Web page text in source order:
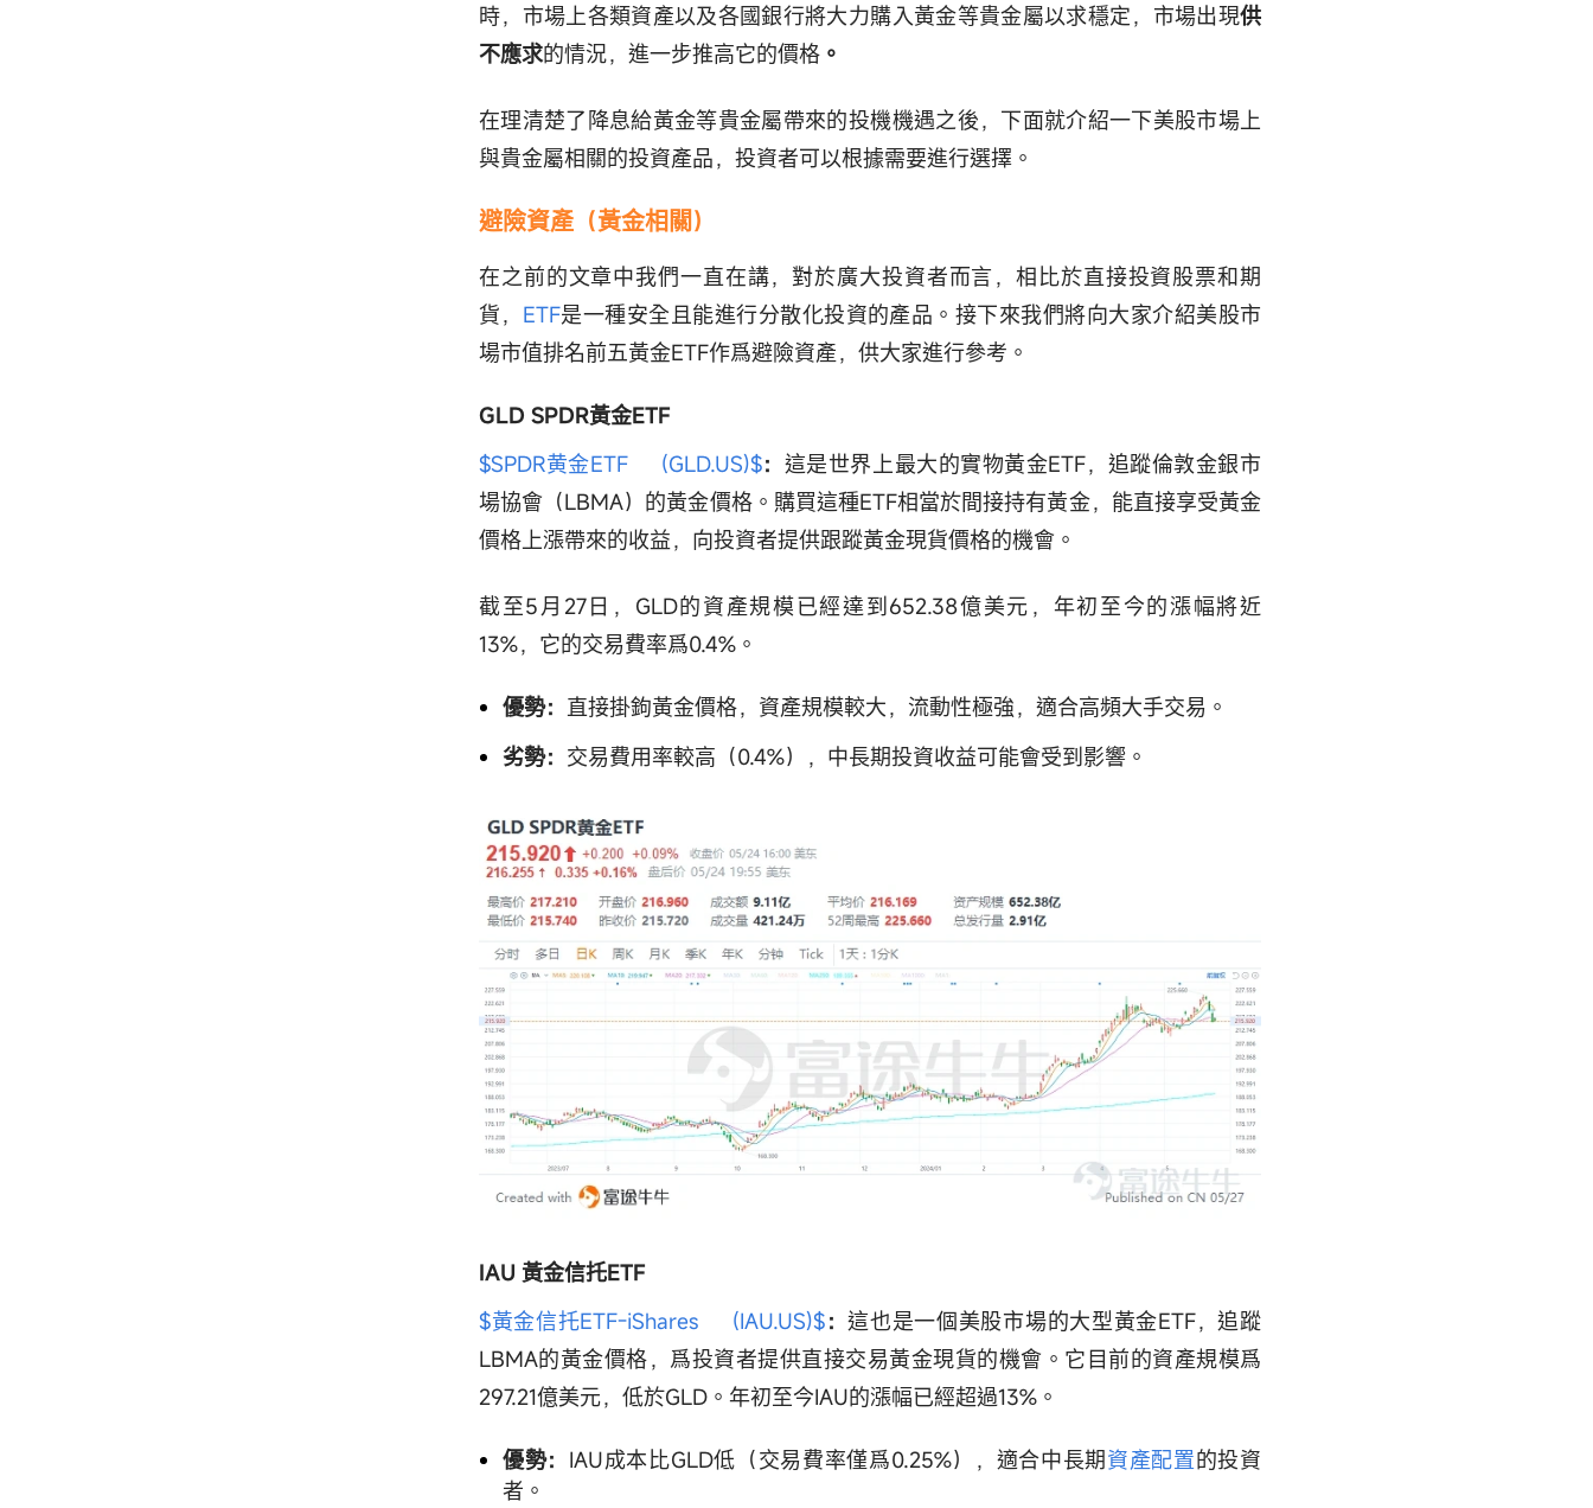
時，市場上各類資產以及各國銀行將大力購入黃金等貴金屬以求穩定，市場出現供
不應求的情況，進一步推高它的價格 。
在理清楚了降息給黃金等貴金屬帶來的投機機遇之後，下面就介紹一下美股市場上
與貴金屬相關的投資產品，投資者可以根據需要進行選擇。
避險資產（黃金相關）
在之前的文章中我們一直在講，對於廣大投資者而言，相比於直接投資股票和期
貨， ETF是一種安全且能進行分散化投資的產品。接下來我們將向大家介紹美股市
場市值排名前五黃金ETF作爲避險資產，供大家進行參考。
GLD SPDR黃金ETF
$SPDR黄金ETF (GLD.US)$： 這是世界上最大的實物黃金ETF，追蹤倫敦金銀市
場協會（LBMA）的黃金價格。購買這種ETF相當於間接持有黃金，能直接享受黃金
價格上漲帶來的收益，向投資者提供跟蹤黃金現貨價格的機會。
截至5月27日，GLD的資產規模已經達到652.38億美元，年初至今的漲幅將近
13%，它的交易費率爲0.4%。
優勢： 直接掛鉤黃金價格，資產規模較大，流動性極強，適合高頻大手交易。
劣勢： 交易費用率較高（0.4%），中長期投資收益可能會受到影響。
IAU 黃金信托ETF
$黃金信托ETF-iShares (IAU.US)$：這也是一個美股市場的大型黃金ETF，追蹤
LBMA的黃金價格，爲投資者提供直接交易黃金現貨的機會。它目前的資產規模爲
297.21億美元，低於GLD。年初至今IAU的漲幅已經超過13%。
優勢： IAU成本比GLD低（交易費率僅爲0.25%），適合中長期資產配置的投資
者。